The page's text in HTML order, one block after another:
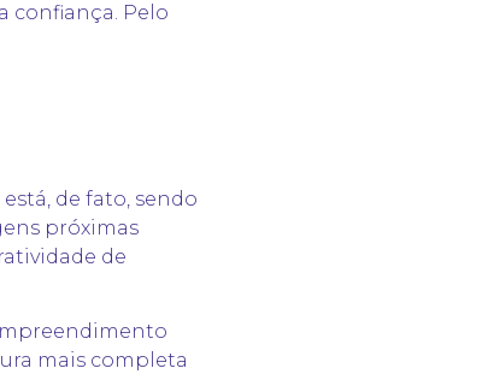
confiança. Pelo
de fato, sendo
próximas
de
mais completa